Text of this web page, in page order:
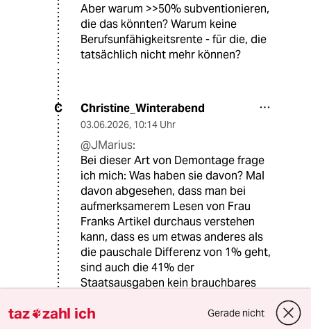
Aber warum >>50% subventionieren,
die das könnten? Warum keine
Berufsunfähigkeitsrente - für die, die
tatsächlich nicht mehr können?
C Christine_Winterabend
03.06.2026, 10:14 Uhr
@JMarius:
Bei dieser Art von Demontage frage
ich mich: Was haben sie davon? Mal
davon abgesehen, dass man bei
aufmerksamerem Lesen von Frau
Franks Artikel durchaus verstehen
kann, dass es um etwas anderes als
die pauschale Differenz von 1% geht,
sind auch die 41% der
Staatsausgaben kein brauchbares
großer Teil in Wahrheit dazu, die
taz zahl ich Gerade nicht